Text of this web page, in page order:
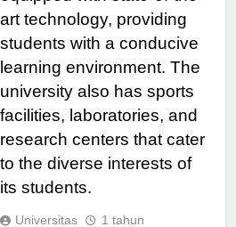
equipped with state-of-the-
art technology, providing
students with a conducive
learning environment. The
university also has sports
facilities, laboratories, and
research centers that cater
to the diverse interests of